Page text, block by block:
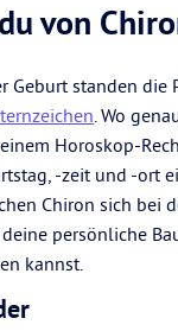
von
Geburt standen die
. Wo
Horoskop-
-zeit und -ort
Chiron sich bei
persönliche
kannst.